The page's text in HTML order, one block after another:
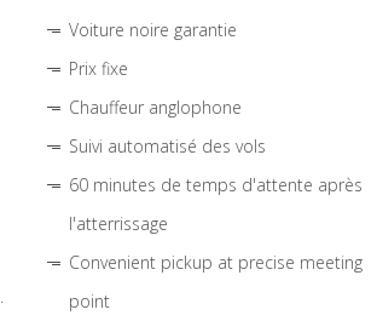
Voiture noire garantie
Prix fixe
Chauffeur anglophone
Suivi automatisé des vols
60 minutes de temps d'attente après
l'atterrissage
Convenient pickup at precise meeting
point